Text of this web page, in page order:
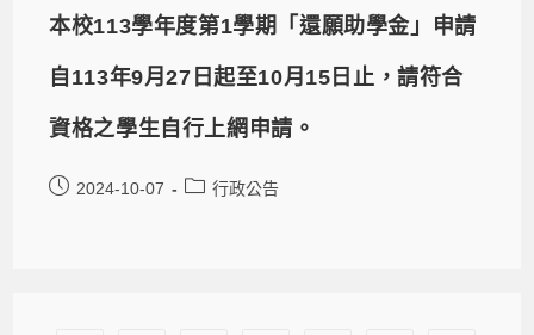
​本校113學年度第1學期「還願助學金」申請
自113年9月27日起至10月15日止，請符合
資格之學生自行上網申請。
2024-10-07 行政公告